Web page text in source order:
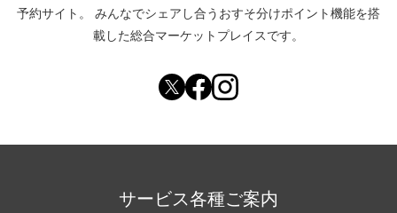
予約サイト。
みんなでシェアし合う おすそ分けポイント機能を搭
載した総合マーケットプレイスです。
サービス各種ご案内